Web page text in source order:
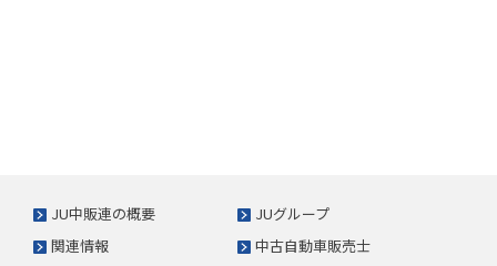
JU中販連の概要
JUグループ
関連情報
中古自動車販売士